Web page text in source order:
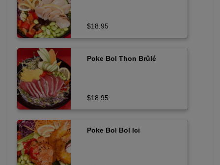
$18.95
Poke Bol Thon Brûlé
$18.95
Poke Bol Bol Ici